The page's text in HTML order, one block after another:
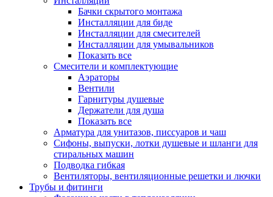
Бачки скрытого монтажа
Инсталляции для биде
Инсталляции для смесителей
Инсталляции для умывальников
Показать все
Смесители и комплектующие
Аэраторы
Вентили
Гарнитуры душевые
Держатели для душа
Показать все
Арматура для унитазов, писсуаров и чаш
Сифоны, выпуски, лотки душевые и шланги для
стиральных машин
Подводка гибкая
Вентиляторы, вентиляционные решетки и лючки
Трубы и фитинги